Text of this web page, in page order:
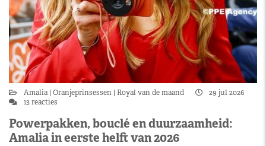
Amalia Oranjeprinsessen Royal van de maand
29 jul 2026
13 reacties
Powerpakken, bouclé en duurzaamheid:
Amalia in eerste helft van 2026